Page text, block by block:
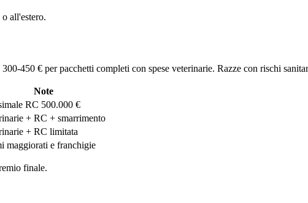
all'estero.
450 € per pacchetti completi con spese veterinarie. Razze con rischi
Note
RC 500.000 €
+ RC + smarrimento
+ RC limitata
maggiorati e franchigie
finale.